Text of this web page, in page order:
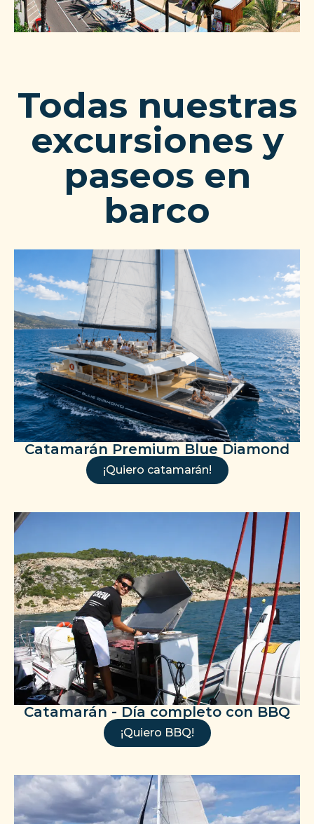
Todas nuestras
excursiones y
paseos en
barco
Catamarán Premium Blue Diamond
¡Quiero catamarán!
Catamarán - Día completo con BBQ
¡Quiero BBQ!